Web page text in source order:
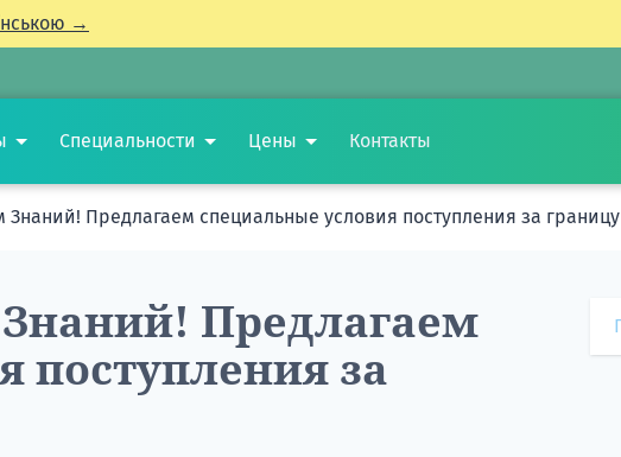
→
Специальности Цены Контакты
Предлагаем специальные условия поступления за границу
Предлагаем
поступления за